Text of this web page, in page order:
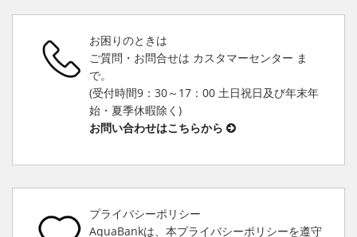
お困りのときは
ご質問・お問合せは カスタマーセンター ま
で。
(受付時間9：30～17：00 土日祝日及び年末年
始・夏季休暇除く)
お問い合わせはこちらから
プライバシーポリシー
AquaBankは、本プライバシーポリシーを遵守